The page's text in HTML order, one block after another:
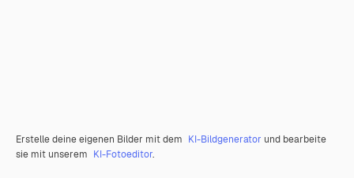
Erstelle deine eigenen Bilder mit dem KI-Bildgenerator und bearbeite
sie mit unserem KI-Fotoeditor.